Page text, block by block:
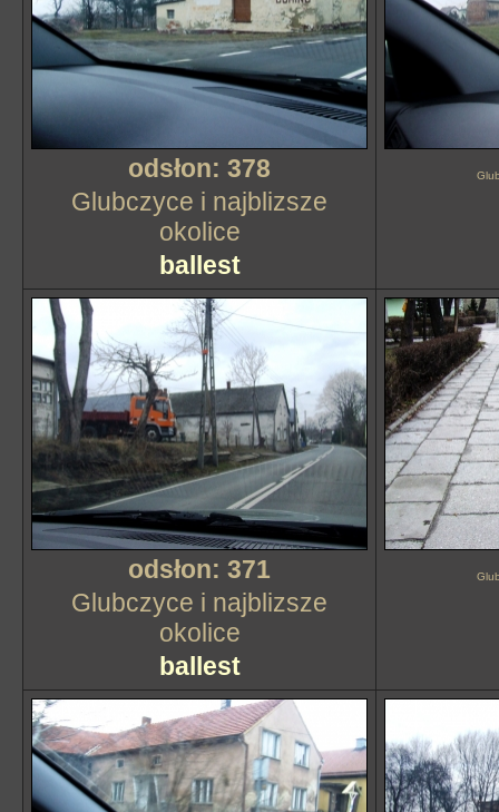
odsłon: 378
Glubczyce i najblizsze
okolice
ballest
odsłon: 371
Glubczyce i najblizsze
okolice
ballest